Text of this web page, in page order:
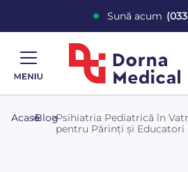
Sună acum
Acasă
>Blog
>Psihiatria Pediatrică în
pentru Părinți și Educatori